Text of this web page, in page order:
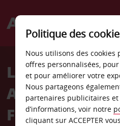
Welcome
AvisLocation de
Aéroport
Fort
Politique des
Nous utilisons des cookies
offres personnalisées,
et pour améliorer votre
Nous partageons
partenaires publicitaires
d’informations, voir notre
cliquant sur ACCEPTER